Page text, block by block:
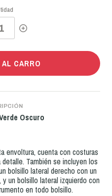
CARRO
Oscuro
envoltura, cuenta con costuras
También se incluyen los
bolsillo lateral derecho con un
un bolsillo lateral izquierdo con
en todo bolsillo.